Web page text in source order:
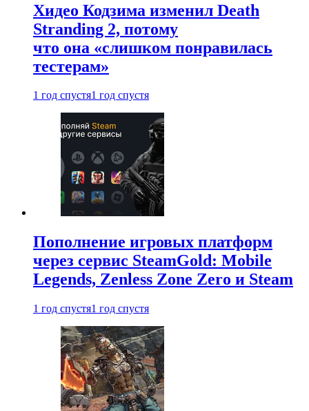
Хидео Кодзима изменил Death
Stranding 2, потому
что она «слишком понравилась
тестерам»
1 год спустя1 год спустя
Пополнение игровых платформ
через сервис SteamGold: Mobile
Legends, Zenless Zone Zero и Steam
1 год спустя1 год спустя